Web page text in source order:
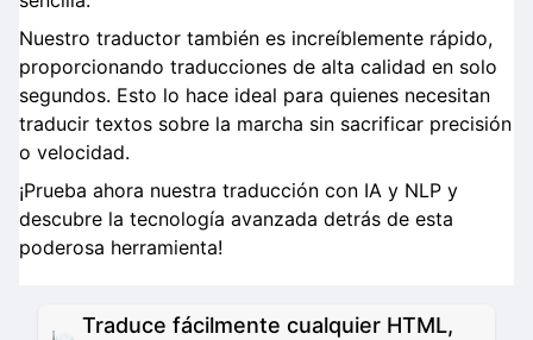
Nuestro traductor también es increíblemente rápido,
proporcionando traducciones de alta calidad en solo
segundos. Esto lo hace ideal para quienes necesitan
traducir textos sobre la marcha sin sacrificar precisión
o velocidad.
¡Prueba ahora nuestra traducción con IA y NLP y
descubre la tecnología avanzada detrás de esta
poderosa herramienta!
Traduce fácilmente cualquier HTML,